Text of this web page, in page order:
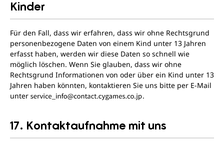
Kinder
Für den Fall, dass wir erfahren, dass wir ohne Rechtsgrund
personenbezogene Daten von einem Kind unter 13 Jahren
erfasst haben, werden wir diese Daten so schnell wie
möglich löschen. Wenn Sie glauben, dass wir ohne
Rechtsgrund Informationen von oder über ein Kind unter 13
Jahren haben könnten, kontaktieren Sie uns bitte per E-Mail
unter
.
17. Kontaktaufnahme mit uns